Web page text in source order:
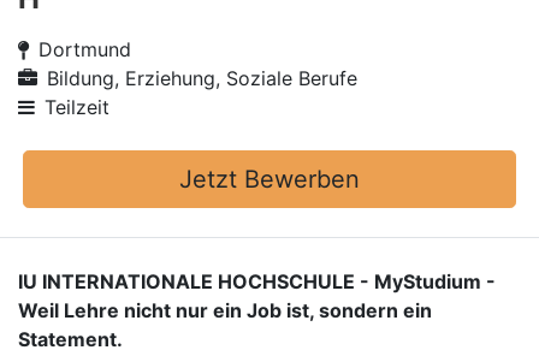
Dortmund
Bildung, Erziehung, Soziale Berufe
Teilzeit
Jetzt Bewerben
IU INTERNATIONALE HOCHSCHULE - MyStudium -
Weil Lehre nicht nur ein Job ist, sondern ein
Statement.